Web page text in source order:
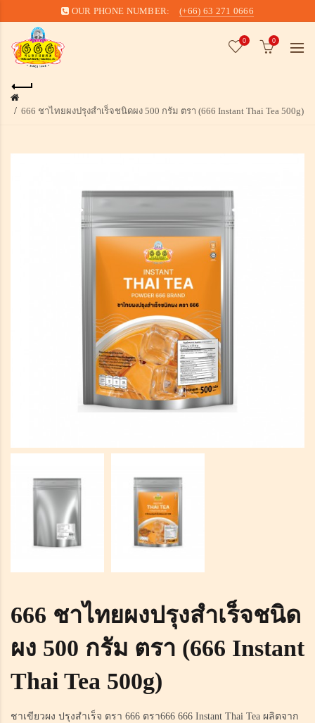
OUR PHONE NUMBER: (+66) 63 271 0666
0 0
666 ชาไทยผงปรุงสำเร็จชนิดผง 500 กรัม ตรา (666 Instant Thai Tea 500g)
666 ชาไทยผงปรุงสำเร็จชนิด
ผง 500 กรัม ตรา (666 Instant
Thai Tea 500g)
ชาเขียวผง ปรุงสำเร็จ ตรา 666 ตรา666 666 Instant Thai Tea ผลิตจาก